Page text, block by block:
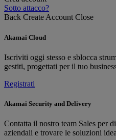
Sotto attacco?
Back Create Account Close
Akamai Cloud
Iscriviti oggi stesso e sblocca
gestiti, progettati per il tuo
Registrati
Akamai Security and Delivery
Contatta il nostro team Sales per
aziendali e trovare le soluzioni